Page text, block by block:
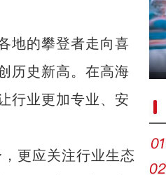
地的攀登者走向喜
历史新高。在高海
行业更加专业、安
更应关注行业生态